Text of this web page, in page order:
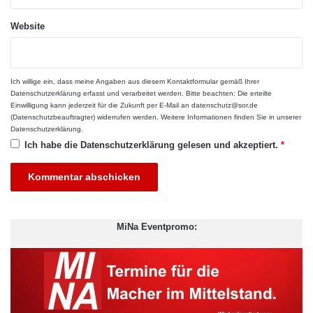
Personalisierung kein Luxus mehr, sondern eine Notwendigkeit.
Startups können durch effektives Datenmanagement ein tiefes
Zufriedenheit führt.
Optimierung von
Betriebsabläufen
Prozesse aufdeckt und automatisierbare Aufgaben vorschlägt.
voll ausschöpfen kann, ohne sich in unnötiger Komplexität zu
Website
Ich willige ein, dass meine Angaben aus diesem Kontaktformular gemäß Ihrer
Datenschutzerklärung erfasst und verarbeitet werden. Bitte beachten: Die erteilte
Einwilligung kann jederzeit für die Zukunft per E-Mail an datenschutz@sor.de
(Datenschutzbeauftragter) widerrufen werden. Weitere Informationen finden Sie in unserer
Datenschutzerklärung
Ich habe die Datenschutzerklärung gelesen und akzeptiert. *
MiNa Eventpromo: